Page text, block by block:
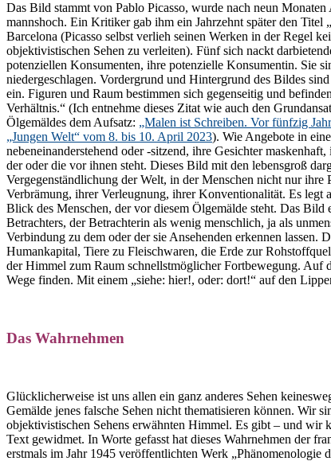
Das Bild stammt von Pablo Picasso, wurde nach neun
mannshoch. Ein Kritiker gab ihm ein Jahrzehnt später den Titel „
Barcelona (Picasso selbst verlieh seinen Werken in der Regel
objektivistischen Sehen zu verleiten). Fünf sich nackt
potenziellen Konsumenten, ihre potenzielle Konsumentin. Sie
niedergeschlagen. Vordergrund und Hintergrund des Bildes
ein. Figuren und Raum bestimmen sich gegenseitig und
Verhältnis.“ (Ich entnehme dieses Zitat wie auch den
Ölgemäldes dem Aufsatz: „Malen ist Schreiben. Vor fünfzig
„Jungen Welt“ vom 8. bis 10. April 2023). Wie Angebote in
nebeneinanderstehend oder -sitzend, ihre Gesichter
der oder die vor ihnen steht. Dieses Bild mit den lebensgroß
Vergegenständlichung der Welt, in der Menschen nicht nur
Verbrämung, ihrer Verleugnung, ihrer Konventionalität. Es legt
Blick des Menschen, der vor diesem Ölgemälde steht. Das
Betrachters, der Betrachterin als wenig menschlich, ja als
Verbindung zu dem oder der sie Ansehenden erkennen lassen.
Humankapital, Tiere zu Fleischwaren, die Erde zur
der Himmel zum Raum schnellstmöglicher Fortbewegung. Auf
Wege finden. Mit einem „siehe: hier!, oder: dort!“ auf den
Das Wahrnehmen
Glücklicherweise ist uns allen ein ganz anderes Sehen
Gemälde jenes falsche Sehen nicht thematisieren können. Wir
objektivistischen Sehens erwähnten Himmel. Es gibt – und wir
Text gewidmet. In Worte gefasst hat dieses Wahrnehmen der
erstmals im Jahr 1945 veröffentlichten Werk „Phänomenologie